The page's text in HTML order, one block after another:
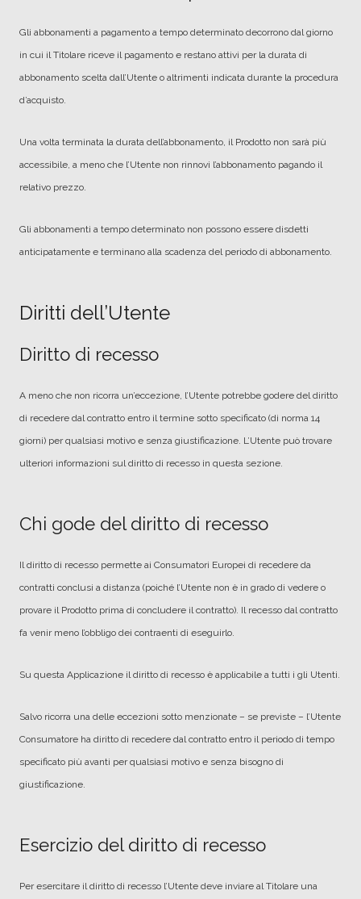
Gli abbonamenti a pagamento a tempo determinato decorrono dal giorno
in cui il Titolare riceve il pagamento e restano attivi per la durata di
abbonamento scelta dall’Utente o altrimenti indicata durante la procedura
d’acquisto.
Una volta terminata la durata dell’abbonamento, il Prodotto non sarà più
accessibile, a meno che l’Utente non rinnovi l’abbonamento pagando il
relativo prezzo.
Gli abbonamenti a tempo determinato non possono essere disdetti
anticipatamente e terminano alla scadenza del periodo di abbonamento.
Diritti dell’Utente
Diritto di recesso
A meno che non ricorra un’eccezione, l’Utente potrebbe godere del diritto
di recedere dal contratto entro il termine sotto specificato (di norma 14
giorni) per qualsiasi motivo e senza giustificazione. L’Utente può trovare
ulteriori informazioni sul diritto di recesso in questa sezione.
Chi gode del diritto di recesso
Il diritto di recesso permette ai Consumatori Europei di recedere da
contratti conclusi a distanza (poiché l’Utente non è in grado di vedere o
provare il Prodotto prima di concludere il contratto). Il recesso dal contratto
fa venir meno l’obbligo dei contraenti di eseguirlo.
Su questa Applicazione il diritto di recesso è applicabile a tutti i gli Utenti.
Salvo ricorra una delle eccezioni sotto menzionate – se previste – l’Utente
Consumatore ha diritto di recedere dal contratto entro il periodo di tempo
specificato più avanti per qualsiasi motivo e senza bisogno di
giustificazione.
Esercizio del diritto di recesso
Per esercitare il diritto di recesso l’Utente deve inviare al Titolare una